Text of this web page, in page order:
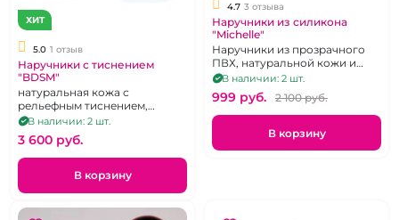
ХИТ
5.0 1 отзыв
Наручники с тиснением
"BDSM"
натуральная кожа с
рельефным тиснением,
лакированные ремешки
В наличии: 2 шт.
3 600 pуб.
В корзину
4.7 3 отзыва
Наручники из силикона
"Michelle"
Наручники из прозрачного
ПВХ, натуральной кожи и
фурнитурой из
хромированной стали
В наличии: 2 шт.
999 pуб. 2 100 pуб.
В корзину